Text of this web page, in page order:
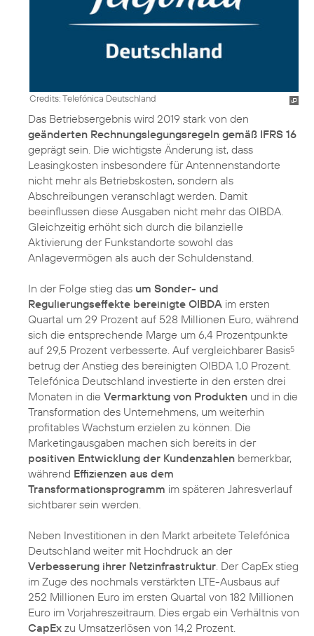
Credits: Telefónica Deutschland
Das Betriebsergebnis wird 2019 stark von den
geänderten Rechnungslegungsregeln gemäß IFRS 16
geprägt sein. Die wichtigste Änderung ist, dass
Leasingkosten insbesondere für Antennenstandorte
nicht mehr als Betriebskosten, sondern als
Abschreibungen veranschlagt werden. Damit
beeinflussen diese Ausgaben nicht mehr das OIBDA.
Gleichzeitig erhöht sich durch die bilanzielle
Aktivierung der Funkstandorte sowohl das
Anlagevermögen als auch der Schuldenstand.
In der Folge stieg das um Sonder- und
Regulierungseffekte bereinigte OIBDA im ersten
Quartal um 29 Prozent auf 528 Millionen Euro, während
sich die entsprechende Marge um 6,4 Prozentpunkte
auf 29,5 Prozent verbesserte. Auf vergleichbarer Basis5
betrug der Anstieg des bereinigten OIBDA 1,0 Prozent.
Telefónica Deutschland investierte in den ersten drei
Monaten in die Vermarktung von Produkten und in die
Transformation des Unternehmens, um weiterhin
profitables Wachstum erzielen zu können. Die
Marketingausgaben machen sich bereits in der
positiven Entwicklung der Kundenzahlen bemerkbar,
während Effizienzen aus dem
Transformationsprogramm im späteren Jahresverlauf
sichtbarer sein werden.
Neben Investitionen in den Markt arbeitete Telefónica
Deutschland weiter mit Hochdruck an der
Verbesserung ihrer Netzinfrastruktur. Der CapEx stieg
im Zuge des nochmals verstärkten LTE-Ausbaus auf
252 Millionen Euro im ersten Quartal von 182 Millionen
Euro im Vorjahreszeitraum. Dies ergab ein Verhältnis von
CapEx zu Umsatzerlösen von 14,2 Prozent.